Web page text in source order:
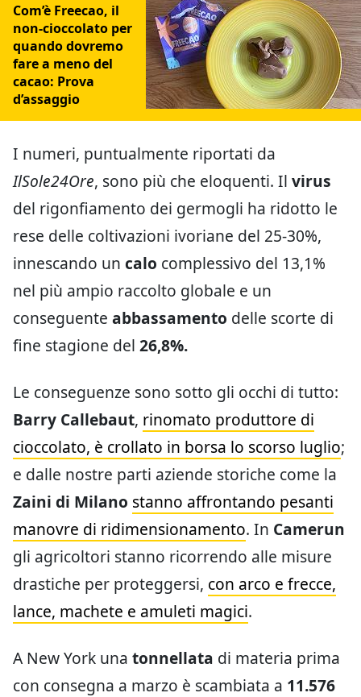
Com’è Freecao, il
non-cioccolato per
quando dovremo
fare a meno del
cacao: Prova
d’assaggio
I numeri, puntualmente riportati da
IlSole24Ore, sono più che eloquenti. Il virus
del rigonfiamento dei germogli ha ridotto le
rese delle coltivazioni ivoriane del 25-30%,
innescando un calo complessivo del 13,1%
nel più ampio raccolto globale e un
conseguente abbassamento delle scorte di
fine stagione del 26,8%.
Le conseguenze sono sotto gli occhi di tutto:
Barry Callebaut, rinomato produttore di
cioccolato, è crollato in borsa lo scorso luglio;
e dalle nostre parti aziende storiche come la
Zaini di Milano stanno affrontando pesanti
manovre di ridimensionamento. In Camerun
gli agricoltori stanno ricorrendo alle misure
drastiche per proteggersi, con arco e frecce,
lance, machete e amuleti magici.
A New York una tonnellata di materia prima
con consegna a marzo è scambiata a 11.576